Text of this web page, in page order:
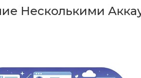
Несколькими